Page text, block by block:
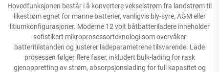
Hovedfunksjonen består i å konvertere vekselstrøm fra landstrøm til
likestrøm egnet for marine batterier, vanligvis bly-syre, AGM eller
litiumkonfigurasjoner. Moderne 12 volt båtbatteriladere inneholder
sofistikert mikroprosessorteknologi som overvåker
batteritilstanden og justerer ladeparametrene tilsvarende. Lade
prosessen følger flere faser, inkludert bulk-lading for rask
gjenoppretting av strøm, absorpsjonslading for full kapasitet og